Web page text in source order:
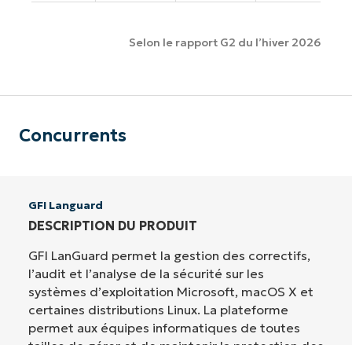
Selon le rapport G2 du l’hiver 2026
Concurrents
GFI Languard
DESCRIPTION DU PRODUIT
GFI LanGuard permet la gestion des correctifs,
l’audit et l’analyse de la sécurité sur les
systèmes d’exploitation Microsoft, macOS X et
certaines distributions Linux. La plateforme
permet aux équipes informatiques de toutes